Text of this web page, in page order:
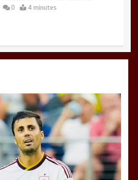
0 4 minutes
0 5 minutes
TRANSFORMATION SOCIALE :
L’importance pour le Togo d’avoir une
Feuille de route
5 minutes